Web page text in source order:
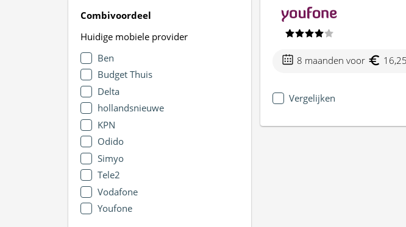
Combivoordeel
Huidige mobiele provider
Ben
Budget Thuis
Delta
hollandsnieuwe
KPN
Odido
Simyo
Tele2
Vodafone
Youfone
8 maanden voor
Vergelijken